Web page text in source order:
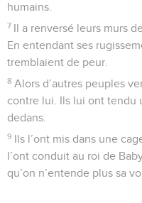
humains.
7 Il a renversé leurs murs
En entendant ses
tremblaient de peur.
8 Alors d’autres peuples
contre lui. Ils lui ont tendu
dedans.
9 Ils l’ont mis dans une
l’ont conduit au roi de
qu’on n’entende plus sa